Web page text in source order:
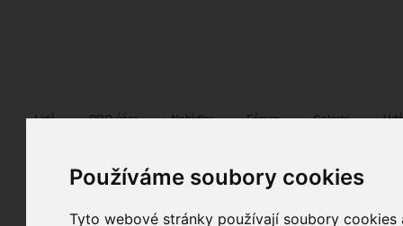
Používáme soubory cookies
Tyto webové stránky používají soubory
Lidé PRO účet Nabídky Fórum Galerie